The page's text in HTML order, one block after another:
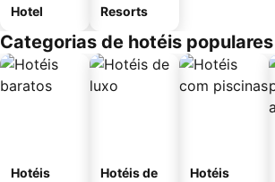
Hotel Resorts
Categorias de hotéis
Hotéis
Hotéis de
Hotéis